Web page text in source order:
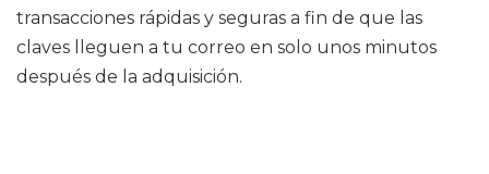
transacciones rápidas y seguras a fin de que las
claves lleguen a tu correo en solo unos minutos
después de la adquisición.